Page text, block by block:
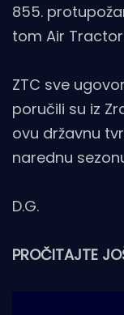
855.
tom Air
ZTC sve
poručili su iz
ovu državnu
narednu
D.G.
PROČITAJTE